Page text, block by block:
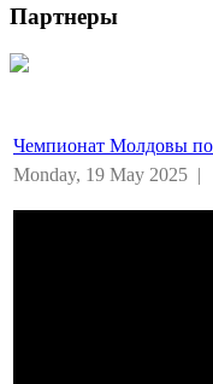
Партнеры
Чемпионат Молдовы по
Monday, 19 May 2025 |